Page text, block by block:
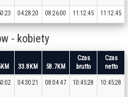
04:28:20 08:26:00 11:12:45 11:12:45
- kobiety
33.8KM 58.7KM
Czas
brutto
Czas
netto
04:30:21 08:04:47 10:45:28 10:45:28